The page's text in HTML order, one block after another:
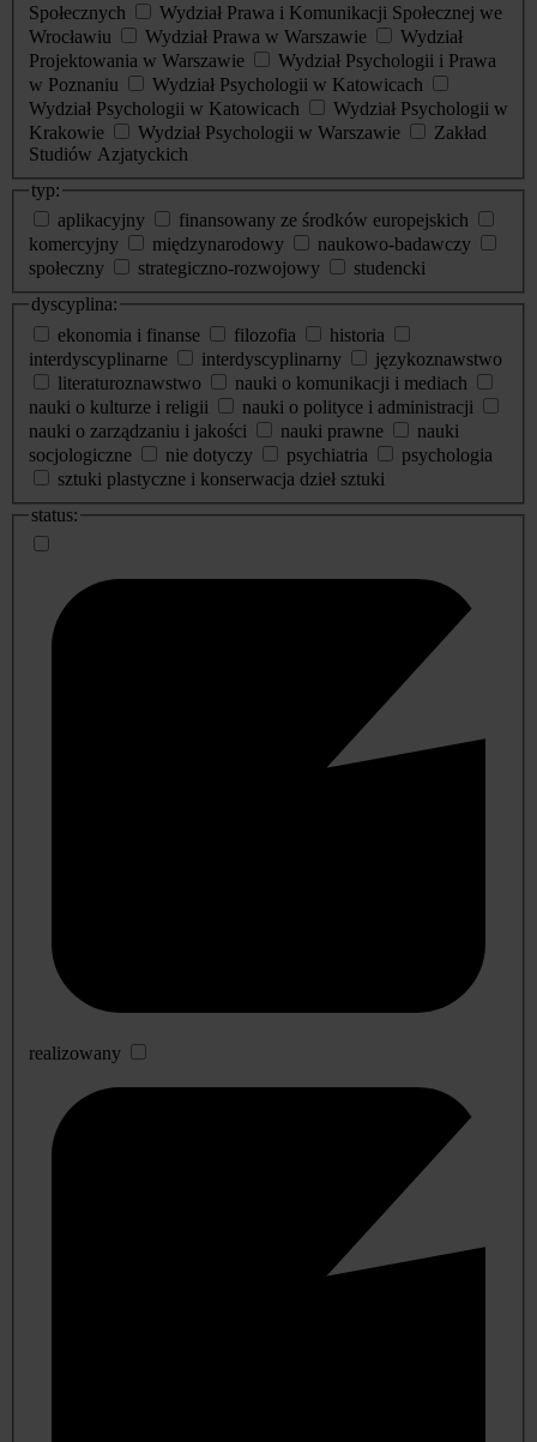
Społecznych
Wydział Prawa i Komunikacji Społecznej we
Wrocławiu
Wydział Prawa w Warszawie
Wydział
Projektowania w Warszawie
Wydział Psychologii i Prawa
w Poznaniu
Wydział Psychologii w Katowicach
Wydział Psychologii w Katowicach
Wydział Psychologii w
Krakowie
Wydział Psychologii w Warszawie
Zakład
Studiów Azjatyckich
typ:
aplikacyjny
finansowany ze środków europejskich
komercyjny
międzynarodowy
naukowo-badawczy
społeczny
strategiczno-rozwojowy
studencki
dyscyplina:
ekonomia i finanse
filozofia
historia
interdyscyplinarne
interdyscyplinarny
językoznawstwo
literaturoznawstwo
nauki o komunikacji i mediach
nauki o kulturze i religii
nauki o polityce i administracji
nauki o zarządzaniu i jakości
nauki prawne
nauki
socjologiczne
nie dotyczy psychiatria
psychologia
sztuki plastyczne i konserwacja dzieł sztuki
status:
realizowany